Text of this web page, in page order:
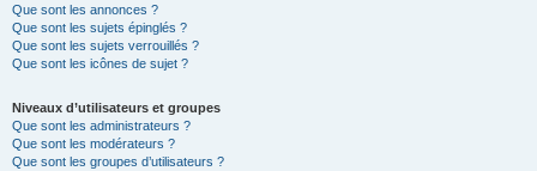
Que sont les annonces ?
Que sont les sujets épinglés ?
Que sont les sujets verrouillés ?
Que sont les icônes de sujet ?
Niveaux d’utilisateurs et groupes
Que sont les administrateurs ?
Que sont les modérateurs ?
Que sont les groupes d’utilisateurs ?